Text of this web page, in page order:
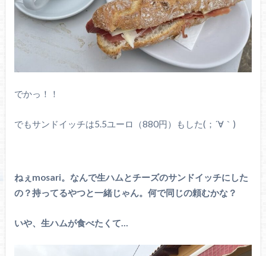
でかっ！！
でもサンドイッチは5.5ユーロ（880円）もした(；´∀｀)
ねぇmosari。なんで生ハムとチーズのサンドイッチにした
の？持ってるやつと一緒じゃん。何で同じの頼むかな？
いや、生ハムが食べたくて…